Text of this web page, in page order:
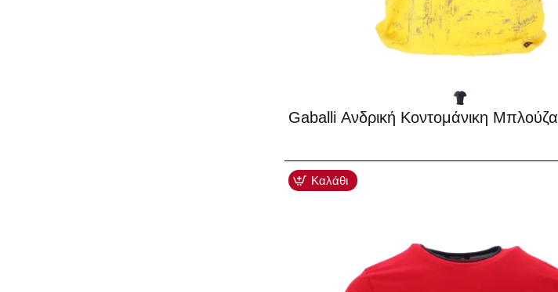
Gaballi Ανδρική Κοντομάνικη Μπλούζα
Καλάθι